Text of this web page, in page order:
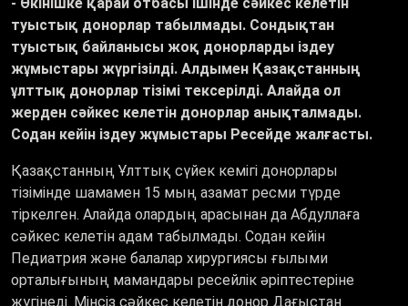
туыстық донорлар табылмады. Сондықтан
туыстық байланысы жоқ донорларды іздеу
жұмыстары жүргізілді. Алдымен Қазақстанның
ұлттық донорлар тізімі тексерілді. Алайда ол
жерден сәйкес келетін донорлар анықталмады.
Содан кейін іздеу жұмыстары Ресейде жалғасты.
Қазақстанның Ұлттық сүйек кемігі донорлары
тізімінде шамамен 15 мың азамат ресми түрде
тіркелген. Алайда олардың арасынан да Абдуллаға
сәйкес келетін адам табылмады. Содан кейін
Педиатрия және балалар хирургиясы ғылыми
орталығының мамандары ресейлік әріптестеріне
жүгінеді. Мінсіз сәйкес келетін донор Дағыстан